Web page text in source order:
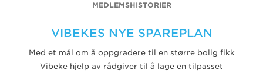
MEDLEMSHISTORIER
VIBEKES NYE SPAREPLAN
Med et mål om å oppgradere til en større bolig fikk
Vibeke hjelp av rådgiver til å lage en tilpasset